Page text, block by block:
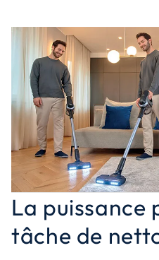
La puissance
tâche de